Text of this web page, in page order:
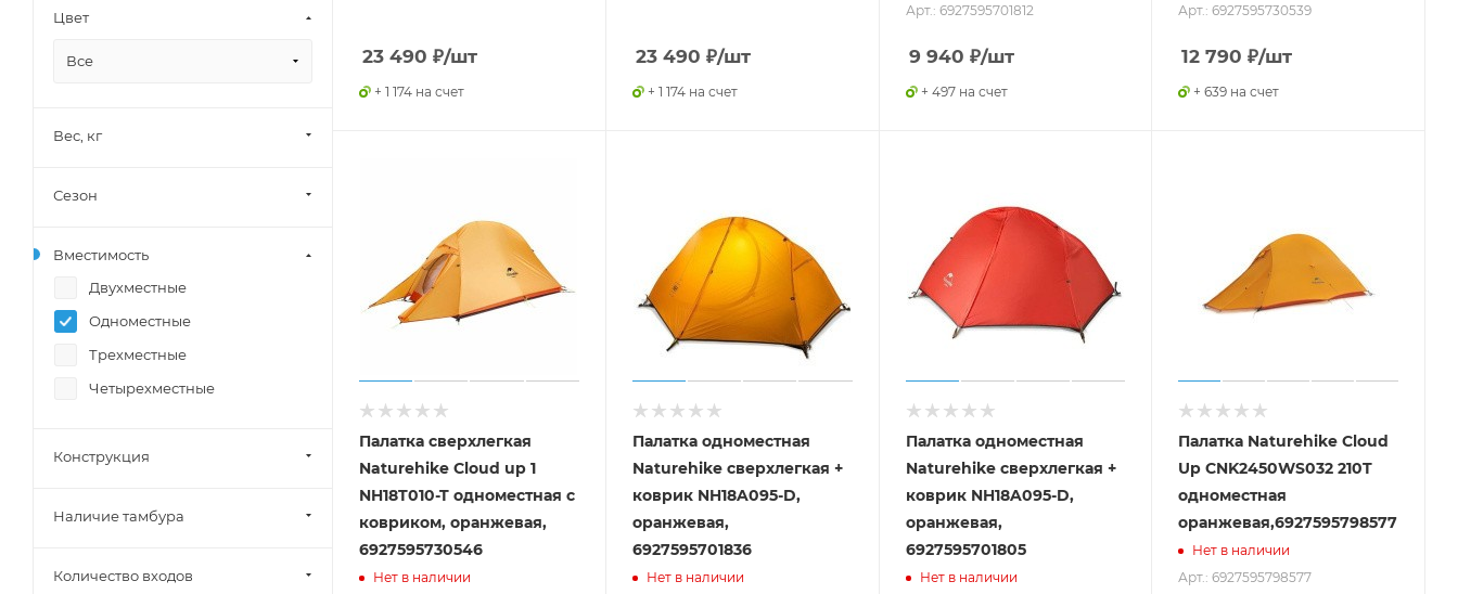
23 490 ₽/шт
+ 1 174 на счет
23 490 ₽/шт
+ 1 174 на счет
Арт.: 6927595701812
9 940 ₽/шт
+ 497 на счет
Арт.: 6927595730539
12 790 ₽/шт
+ 639 на счет
Палатка сверхлегкая
Naturehike Сloud up 1
NH18T010-T одноместная с
ковриком, оранжевая,
6927595730546
Нет в наличии
Палатка одноместная
Naturehike сверхлегкая +
коврик NH18A095-D,
оранжевая,
6927595701836
Нет в наличии
Палатка одноместная
Naturehike сверхлегкая +
коврик NH18A095-D,
оранжевая,
6927595701805
Нет в наличии
Палатка Naturehike Сloud
Up CNK2450WS032 210T
одноместная
оранжевая,6927595798577
Нет в наличии
Арт.: 6927595798577
Цвет
Все
Вес, кг
Сезон
Вместимость
Двухместные
Одноместные
Трехместные
Четырехместные
Конструкция
Наличие тамбура
Количество входов